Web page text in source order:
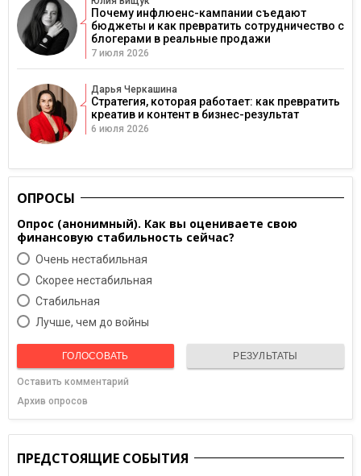
Почему инфлюенс-кампании съедают
бюджеты и как превратить сотрудничество с
блогерами в реальные продажи
7 июля 2026
Дарья Черкашина
Стратегия, которая работает: как превратить
креатив и контент в бизнес-результат
6 июля 2026
ОПРОСЫ
Опрос (анонимный). Как вы оцениваете свою
финансовую стабильность сейчас?
Очень нестабильная
Скорее нестабильная
Cтабильная
Лучше, чем до войны
ГОЛОСОВАТЬ РЕЗУЛЬТАТЫ
Оставить комментарий
Архив опросов
ПРЕДСТОЯЩИЕ СОБЫТИЯ